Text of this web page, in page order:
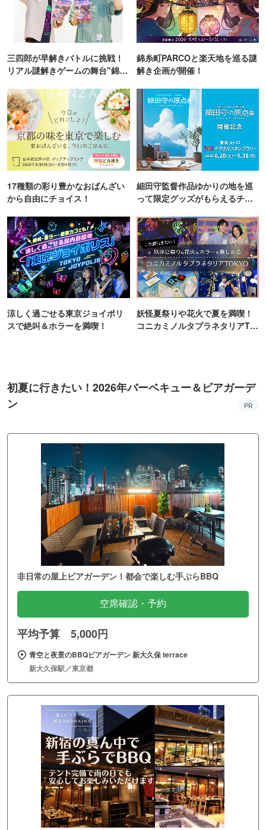
三四郎が早解きバトルに挑戦！
リアル謎解きゲームの舞台"錦糸
錦糸町PARCOと楽天地を巡る謎
解き企画が開催！
17種類の彩り豊かなおばんざい
から自由にチョイス！
細田守監督作品ゆかりの地を巡
って限定グッズがもらえるチャ
涼しく過ごせる東京ジョイポリ
スで絶叫＆ホラーを満喫！
妖怪夏祭りや花火で夏を満喫！
コニカミノルタプラネタリアTO
初夏に行きたい！2026年バーベキュー＆ビアガーデ
ン
PR
非日常の屋上ビアガーデン！都会で楽しむ手ぶらBBQ
空席確認・予約
平均予算 5,000円
青空と夜景のBBQビアガーデン 新大久保 terrace
新大久保駅／東京都